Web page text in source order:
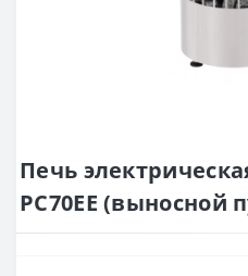
Печь
PC70EE (выносной